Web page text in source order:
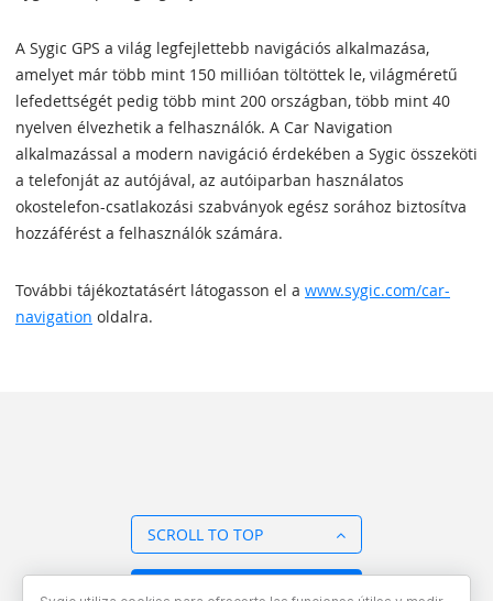
A Sygic GPS a világ legfejlettebb navigációs alkalmazása,
amelyet már több mint 150 millióan töltöttek le, világméretű
lefedettségét pedig több mint 200 országban, több mint 40
nyelven élvezhetik a felhasználók. A Car Navigation
alkalmazással a modern navigáció érdekében a Sygic összeköti
a telefonját az autójával, az autóiparban használatos
okostelefon-csatlakozási szabványok egész sorához biztosítva
hozzáférést a felhasználók számára.
További tájékoztatásért látogasson el a www.sygic.com/car-
navigation oldalra.
SCROLL TO TOP